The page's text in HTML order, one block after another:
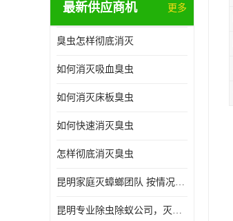
最新供应商机 更多
臭虫怎样彻底消灭
如何消灭吸血臭虫
如何消灭床板臭虫
如何快速消灭臭虫
怎样彻底消灭臭虫
昆明家庭灭蟑螂团队 按情况提出解决方案
昆明专业除虫除蚁公司，灭鼠，灭蟑螂，灭蚊虫，灭白蚁，灭红火蚁